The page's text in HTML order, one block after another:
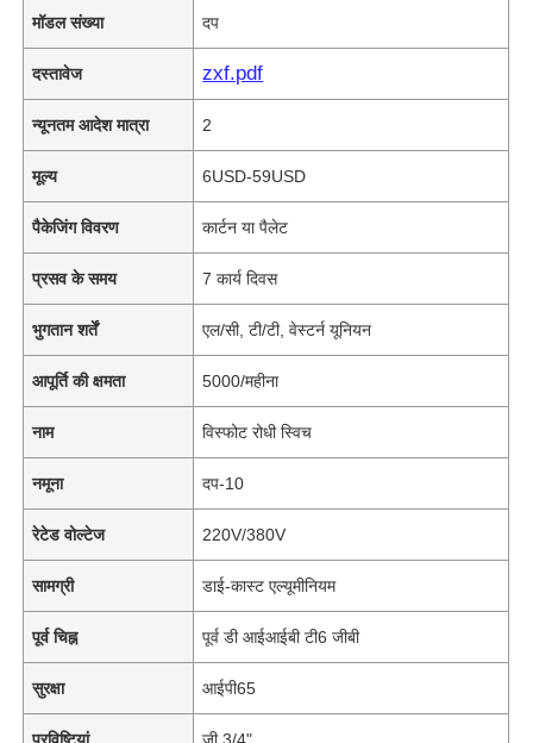
मॉडल संख्या दप
दस्तावेज zxf.pdf
न्यूनतम आदेश मात्रा 2
मूल्य 6USD-59USD
पैकेजिंग विवरण कार्टन या पैलेट
प्रसव के समय 7 कार्य दिवस
भुगतान शर्तें एल/सी, टी/टी, वेस्टर्न यूनियन
आपूर्ति की क्षमता 5000/महीना
नाम विस्फोट रोधी स्विच
नमूना दप-10
रेटेड वोल्टेज 220V/380V
सामग्री डाई-कास्ट एल्यूमीनियम
पूर्व चिह्न पूर्व डी आईआईबी टी6 जीबी
सुरक्षा आईपी65
प्रविष्टियां जी 3/4"